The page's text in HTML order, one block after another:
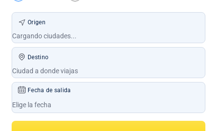
Origen
Destino
Fecha de salida